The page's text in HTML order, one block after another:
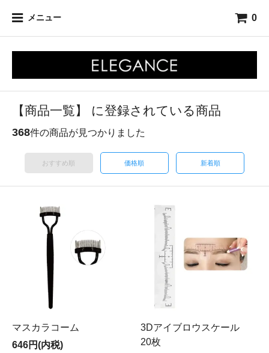
メニュー 0
【商品一覧】 に登録されている商品
368件の商品が見つかりました
おすすめ順 価格順 新着順
マスカラコーム
646円(内税)
3Dアイブロウスケール
20枚